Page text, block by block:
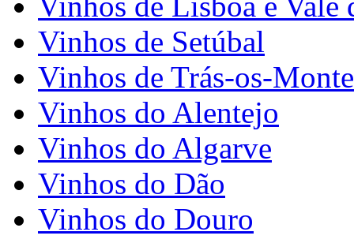
Vinhos de Setúbal
Vinhos de Trás-os-
Vinhos do Alentejo
Vinhos do Algarve
Vinhos do Dão
Vinhos do Douro